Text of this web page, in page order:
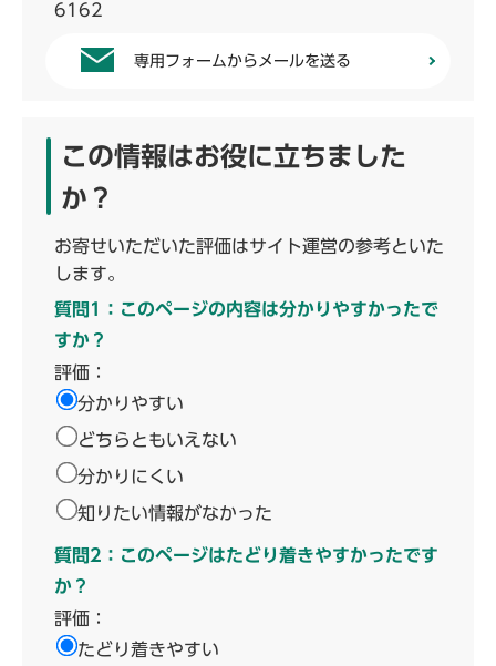
6162
専用フォームからメールを送る
この情報はお役に立ちました
か？
お寄せいただいた評価はサイト運営の参考といた
します。
質問1：このページの内容は分かりやすかったで
すか？
評価：
分かりやすい
どちらともいえない
分かりにくい
知りたい情報がなかった
質問2：このページはたどり着きやすかったです
か？
評価：
たどり着きやすい